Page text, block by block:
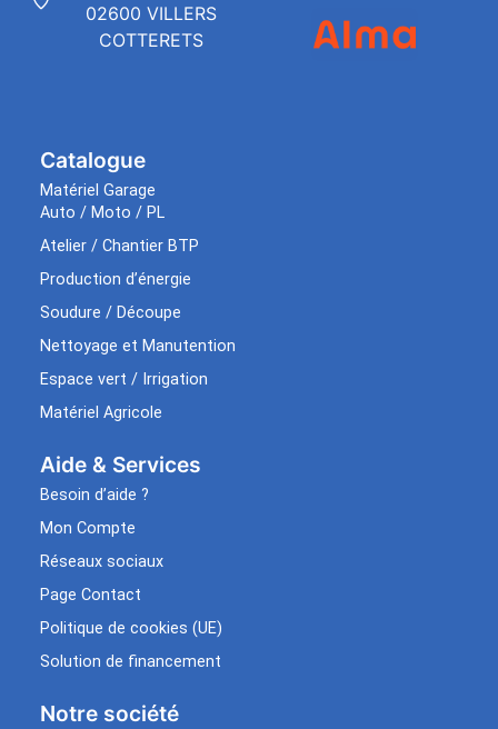
Catalogue
Matériel Garage
Auto / Moto / PL
Atelier / Chantier BTP
Production d’énergie
Soudure / Découpe
Nettoyage et Manutention
Espace vert / Irrigation
Matériel Agricole
Aide & Services​
Besoin d’aide ?
Mon Compte
Réseaux sociaux
Page Contact
Politique de cookies (UE)
Solution de financement
Notre société
02600 VILLERS
COTTERETS